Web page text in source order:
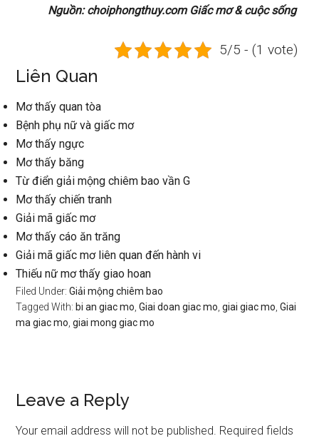
Nguồn: choiphongthuy.com Giấc mơ & cuộc sống
5/5 - (1 vote)
Liên Quan
Mơ thấy quan tòa
Bệnh phụ nữ và giấc mơ
Mơ thấy ngực
Mơ thấy băng
Từ điển giải mộng chiêm bao vần G
Mơ thấy chiến tranh
Giải mã giấc mơ
Mơ thấy cáo ăn trăng
Giải mã giấc mơ liên quan đến hành vi
Thiếu nữ mơ thấy giao hoan
Filed Under:Giải mộng chiêm bao
Tagged With: bi an giac mo ,Giai doan giac mo ,giai giac mo ,Giai
ma giac mo ,giai mong giac mo
Reader
Interactions
Leave a Reply
Your email address will not be published. Required fields